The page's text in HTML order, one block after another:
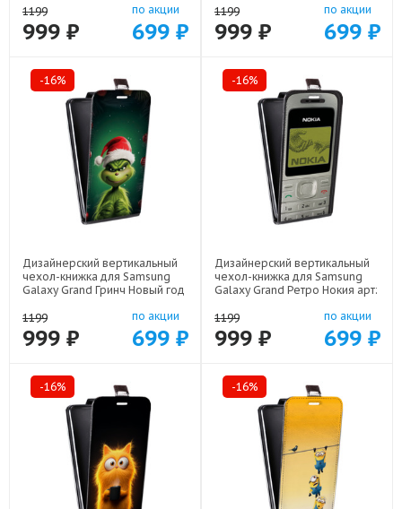
1199
999 ₽
по акции
699 ₽
1199
999 ₽
по акции
699 ₽
-16%
Дизайнерский вертикальный
чехол-книжка для Samsung
Galaxy Grand Гринч Новый год
1199
999 ₽
по акции
699 ₽
-16%
Дизайнерский вертикальный
чехол-книжка для Samsung
Galaxy Grand Ретро Нокия арт:
1199
999 ₽
по акции
699 ₽
-16% -16%